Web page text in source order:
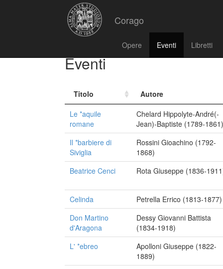
Corago
Opere Eventi Libretti
Eventi
Titolo
Autore
Le *aquile
romane
Chelard Hippolyte-André(-
Jean)-Baptiste (1789-1861)
Il *barbiere di
Siviglia
Rossini Gioachino (1792-
1868)
Beatrice Cenci
Rota Giuseppe (1836-
Celinda
Petrella Errico (1813-1877)
Don Martino
d'Aragona
Dessy Giovanni Battista
(1834-1918)
L' *ebreo
Apolloni Giuseppe (1822-
1889)